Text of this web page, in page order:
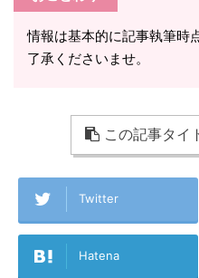
情報は基本的に記事執筆時
了承くださいませ。
この記事タイ
Twitter
Hatena